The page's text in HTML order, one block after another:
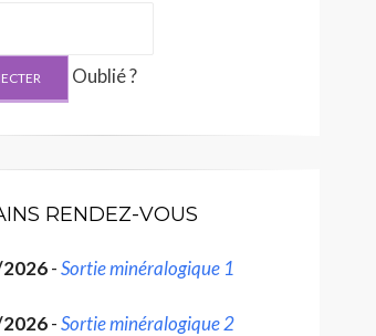
Oublié ?
RENDEZ-VOUS
-Sortie minéralogique 1
-Sortie minéralogique 2